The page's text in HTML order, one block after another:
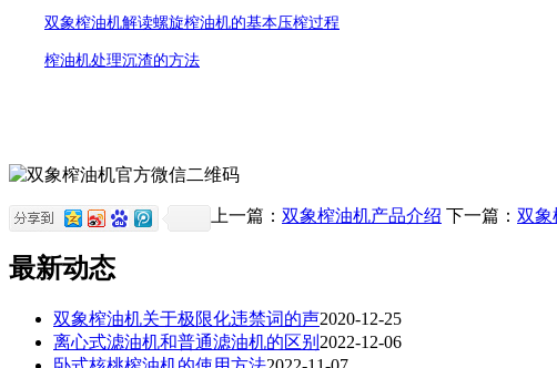
双象榨油机解读螺旋榨油机的基本压榨过程
榨油机处理沉渣的方法
上一篇： 双象榨油机产品介绍 下一篇： 双象
最新动态
双象榨油机关于极限化违禁词的声2020-12-25
离心式滤油机和普通滤油机的区别 2022-12-06